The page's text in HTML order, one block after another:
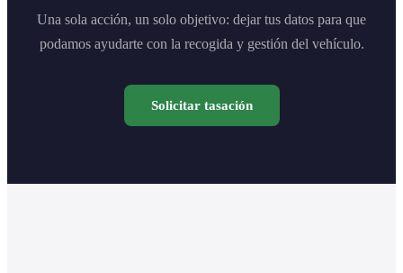
Una sola acción, un solo objetivo: dejar tus datos para que
podamos ayudarte con la recogida y gestión del vehículo.
Solicitar tasación